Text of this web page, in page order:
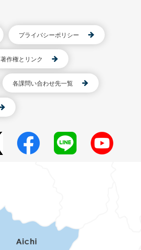
プライバシーポリシー
著作権とリンク
各課問い合わせ先一覧